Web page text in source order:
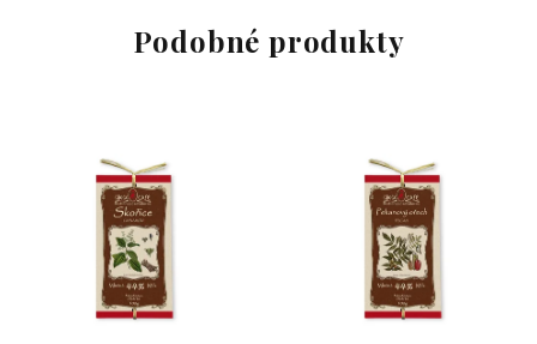
Podobné produkty